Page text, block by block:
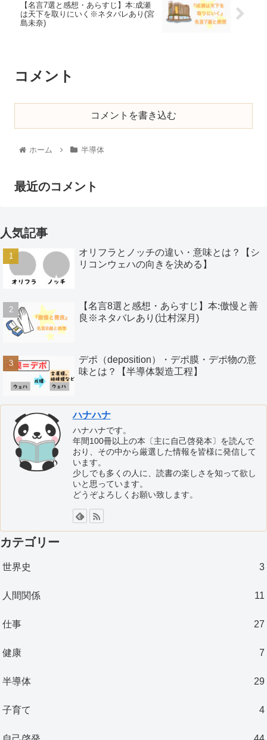
【名言7選と感想・あらすじ】本:成瀬
は天下を取りにいく※ネタバレあり(宮
島未奈)
コメント
コメントを書き込む
ホーム 半導体
最近のコメント
人気記事
オリフラとノッチの違い・意味とは？【シ
リコンウェハの向きを決める】
【名言8選と感想・あらすじ】本:傲慢と善
良※ネタバレあり(辻村深月)
デポ（deposition）・デポ膜・デポ物の意
味とは？【半導体製造工程】
ハナハナ
ハナハナです。
年間100冊以上の本〔主に自己啓発本〕を読んで
おり、その中から厳選した情報を皆様に発信して
います。
少しでも多くの人に、読書の楽しさを知って欲し
いと思っています。
どうぞよろしくお願い致します。
カテゴリー
世界史 3
人間関係 11
仕事 27
健康 7
半導体 29
子育て 4